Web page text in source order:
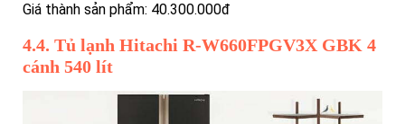
Giá thành sản phẩm: 40.300.000đ
4.4. Tủ lạnh Hitachi R-W660FPGV3X GBK 4
cánh 540 lít